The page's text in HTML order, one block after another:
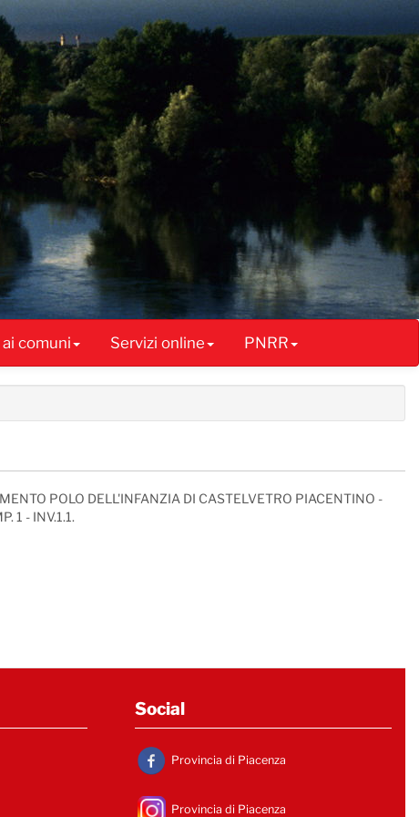
comuni Servizi online PNRR
POLO DELL'INFANZIA DI CASTELVETRO PIACENTINO -
1 - INV.1.1.
Social
Provincia di Piacenza
Provincia di Piacenza